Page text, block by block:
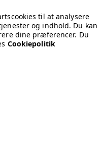
til at analysere
og indhold. Du kan
dine præferencer. Du
Cookiepolitik
brand